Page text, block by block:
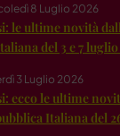
8 Luglio 2026
le ultime novità
del 3 e 7
3 Luglio 2026
ecco le ultime
Italiana del